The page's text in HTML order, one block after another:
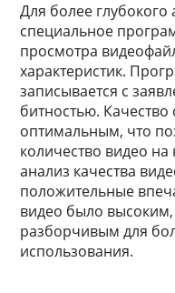
Для более глубокого
специальное
просмотра
характеристик.
записывается с
битностью.
оптимальным, что
количество видео
анализ качества
положительные
видео было высоким,
разборчивым для
использования.